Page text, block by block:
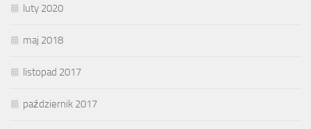
luty 2020
maj 2018
listopad 2017
październik 2017